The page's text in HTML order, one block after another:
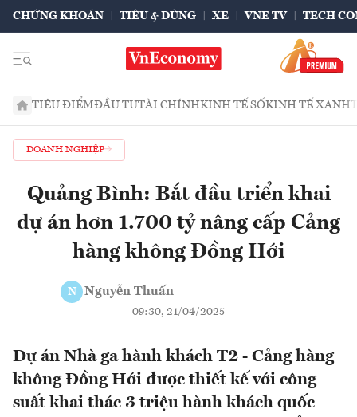
CHỨNG KHOÁN TIÊU & DÙNG XE VNE TV TECH
TIÊU ĐIỂMĐẦU TƯTÀI CHÍNHKINH TẾ SỐKINH TẾ XANH
DOANH NGHIỆP
Quảng Bình: Bắt đầu triển khai
dự án hơn 1.700 tỷ nâng cấp Cảng
hàng không Đồng Hới
N Nguyễn Thuấn
09:30, 21/04/2025
Dự án Nhà ga hành khách T2 - Cảng hàng
không Đồng Hới được thiết kế với công
suất khai thác 3 triệu hành khách quốc